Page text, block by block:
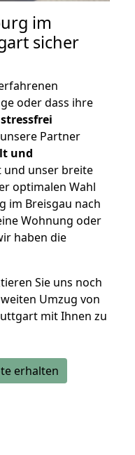
im
sicher
oder dass ihre
Partner
und
und unser breite
optimalen Wahl
im Breisgau nach
Wohnung oder
haben die
Sie uns noch
Umzug von
mit Ihnen zu
erhalten